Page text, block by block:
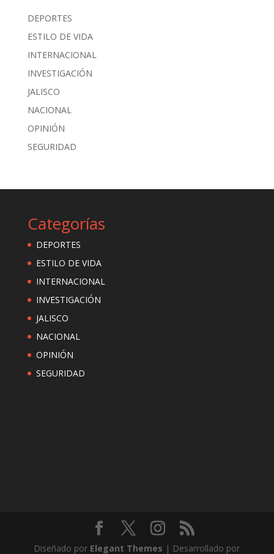
DEPORTES
ESTILO DE VIDA
INTERNACIONAL
INVESTIGACIÓN
JALISCO
NACIONAL
OPINIÓN
SEGURIDAD
Categorías
DEPORTES
ESTILO DE VIDA
INTERNACIONAL
INVESTIGACIÓN
JALISCO
NACIONAL
OPINIÓN
SEGURIDAD
Diseñado por Elegant Themes | Desarrollado por